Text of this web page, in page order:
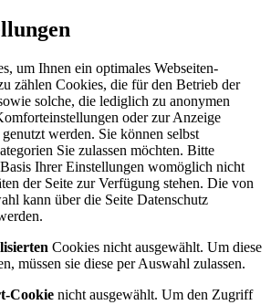
um Ihnen ein optimales Webseiten-
zählen Cookies, die für den Betrieb der
solche, die lediglich zu anonymen
oder zur Anzeige
werden. Sie können selbst
Sie zulassen möchten. Bitte
Ihrer Einstellungen womöglich nicht
der Seite zur Verfügung stehen. Die von
kann über die Seite Datenschutz
Cookies nicht ausgewählt. Um diese
müssen sie diese per Auswahl zulassen.
Cookie nicht ausgewählt. Um den Zugriff